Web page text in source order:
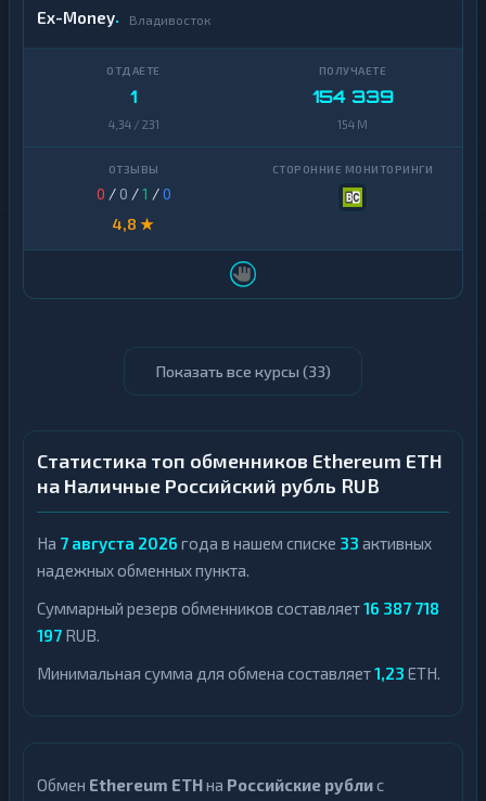
Ex-Money Владивосток
1
4,34 / 231
154 339
154 M
0 / 0 /1 /0
4,8 ★
Показать все курсы (33)
Статистика топ обменников Ethereum ETH
на Наличные Российский рубль RUB
На 7 августа 2026 года в нашем списке 33 активных
надежных обменных пункта.
Суммарный резерв обменников составляет16 387 718
197 RUB.
Минимальная сумма для обмена составляет1,23 ETH.
Обмен Ethereum ETHна Российские рублис